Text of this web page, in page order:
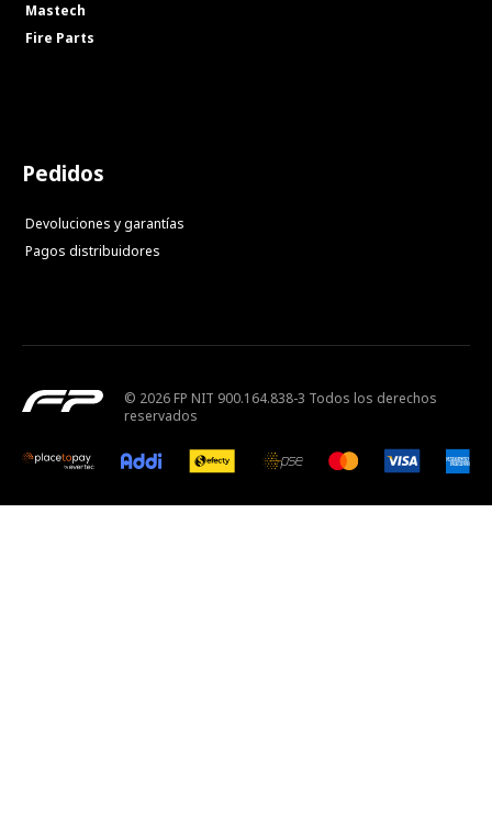
Mastech
Fire Parts
Pedidos
Devoluciones y garantías
Pagos distribuidores
© 2026 FP NIT 900.164.838-3 Todos los derechos
reservados